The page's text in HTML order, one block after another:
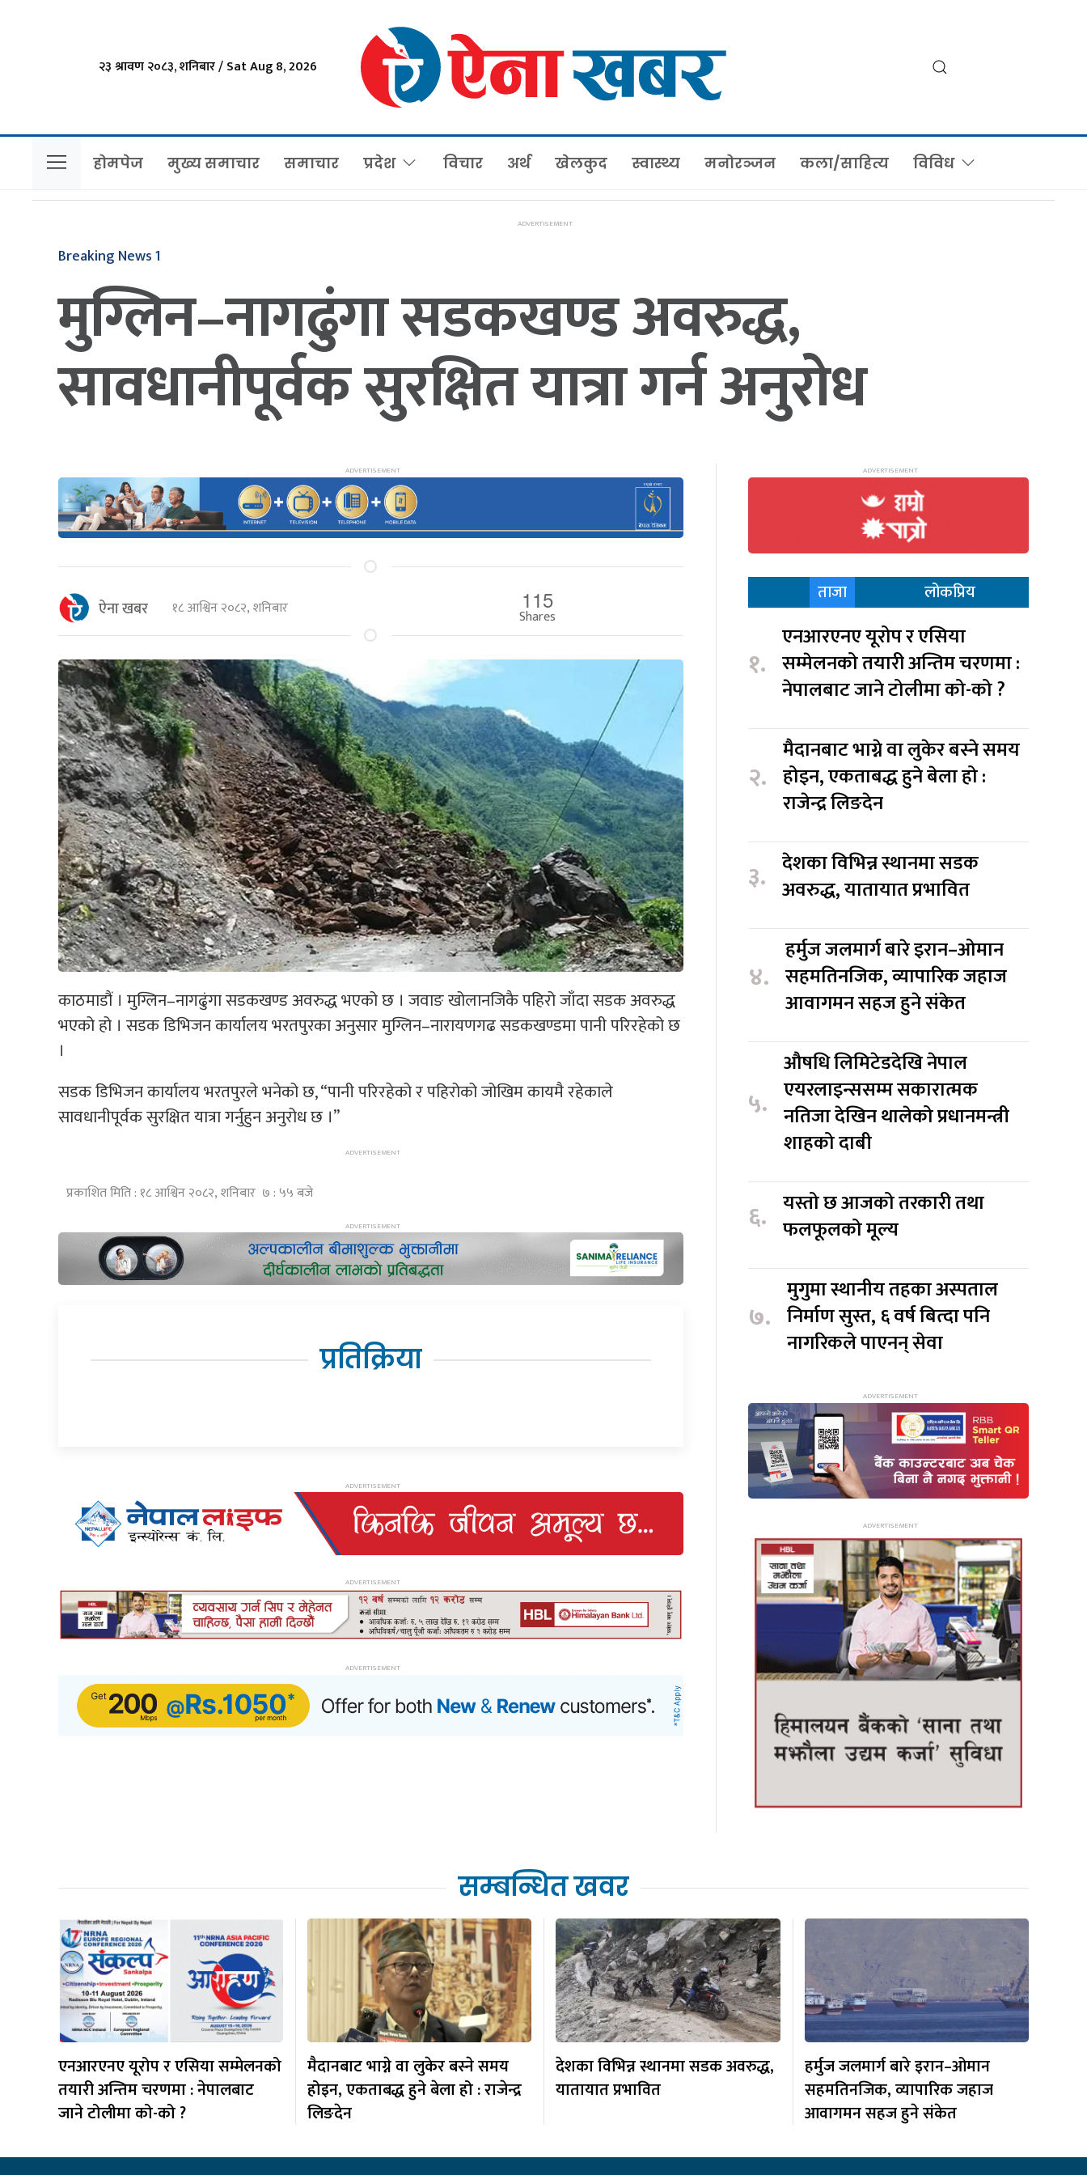
२३ श्रावण २०८३, शनिबार / Sat Aug 8, 2026
होमपेज मुख्य समाचार समाचार प्रदेश विचार अर्थ खेलकुद स्वास्थ्य मनोरञ्जन कला/साहित्य विविध
Breaking News 1
मुग्लिन–नागढुंगा सडकखण्ड अवरुद्ध,
सावधानीपूर्वक सुरक्षित यात्रा गर्न अनुरोध
ऐना खबर १८ आश्विन २०८२, शनिबार 115
Shares
काठमाडौं । मुग्लिन–नागढुंगा सडकखण्ड अवरुद्ध भएको छ । जवाङ खोलानजिकै पहिरो जाँदा सडक अवरुद्ध
भएको हो । सडक डिभिजन कार्यालय भरतपुरका अनुसार मुग्लिन–नारायणगढ सडकखण्डमा पानी परिरहेको छ
।
सडक डिभिजन कार्यालय भरतपुरले भनेको छ, “पानी परिरहेको र पहिरोको जोखिम कायमै रहेकाले
सावधानीपूर्वक सुरक्षित यात्रा गर्नुहुन अनुरोध छ ।”
प्रकाशित मिति : १८ आश्विन २०८२, शनिबार ७ : ५५ बजे
प्रतिक्रिया
ताजा लोकप्रिय
१.
एनआरएनए यूरोप र एसिया
सम्मेलनको तयारी अन्तिम चरणमा :
नेपालबाट जाने टोलीमा को-को ?
२.
मैदानबाट भाग्ने वा लुकेर बस्ने समय
होइन, एकताबद्ध हुने बेला हो :
राजेन्द्र लिङदेन
३. देशका विभिन्न स्थानमा सडक
अवरुद्ध, यातायात प्रभावित
४.
हर्मुज जलमार्ग बारे इरान–ओमान
सहमतिनजिक, व्यापारिक जहाज
आवागमन सहज हुने संकेत
५.
औषधि लिमिटेडदेखि नेपाल
एयरलाइन्ससम्म सकारात्मक
नतिजा देखिन थालेको प्रधानमन्त्री
शाहको दाबी
६. यस्तो छ आजको तरकारी तथा
फलफूलको मूल्य
७.
मुगुमा स्थानीय तहका अस्पताल
निर्माण सुस्त, ६ वर्ष बित्दा पनि
नागरिकले पाएनन् सेवा
सम्बन्धित खवर
एनआरएनए यूरोप र एसिया सम्मेलनको
तयारी अन्तिम चरणमा : नेपालबाट
जाने टोलीमा को-को ?
मैदानबाट भाग्ने वा लुकेर बस्ने समय
होइन, एकताबद्ध हुने बेला हो : राजेन्द्र
लिङदेन
देशका विभिन्न स्थानमा सडक अवरुद्ध,
यातायात प्रभावित
हर्मुज जलमार्ग बारे इरान–ओमान
सहमतिनजिक, व्यापारिक जहाज
आवागमन सहज हुने संकेत